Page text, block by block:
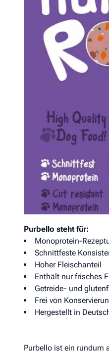
Purbello HundeRolle
Alleinfuttermittel für
Die erstklassige und
mit allen Nährstoffen
geeignet. Purbello ist
Purbello steht für:
Monoprotein-
Schnittfeste
Hoher Fleischanteil
Enthält nur frisches
Getreide- und
Frei von
Hergestellt in
Purbello ist ein rundum